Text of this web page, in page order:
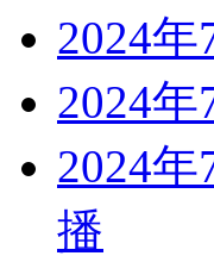
2024
2024
2024
播